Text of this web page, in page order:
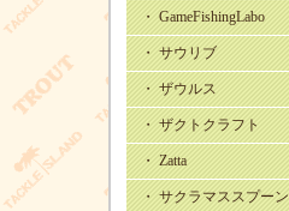
・ GameFishingLabo
・ サウリブ
・ ザウルス
・ ザクトクラフト
・ Zatta
・ サクラマススプーン